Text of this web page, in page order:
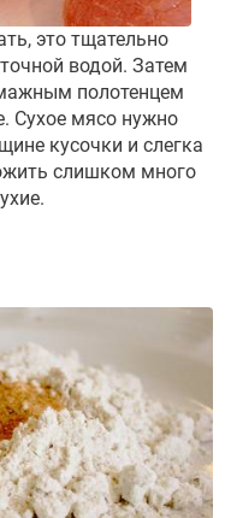
это тщательно
водой. Затем
полотенцем
Сухое мясо нужно
кусочки и слегка
слишком много